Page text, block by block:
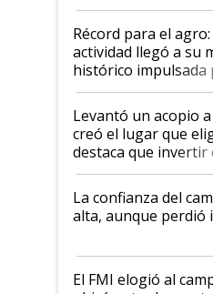
el agro aportó casi
diez dólares y
liderazgo en un
récord
Récord para el agro:
actividad llegó a su
histórico impulsada
cosecha y las
Levantó un acopio
creó el lugar que
destaca que invertir
kirchnerismo era
plata a un hijo para
Juan Félix Rossetti,
que de una dura
de Milei
La confianza del
alta, aunque perdió
El FMI elogió al